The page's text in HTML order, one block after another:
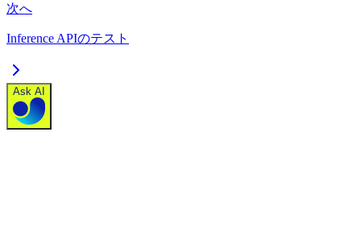
次へ
Inference APIのテスト
Ask AI